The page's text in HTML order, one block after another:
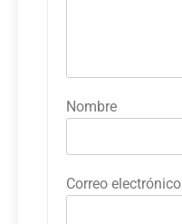
Nombre
Correo electrónico